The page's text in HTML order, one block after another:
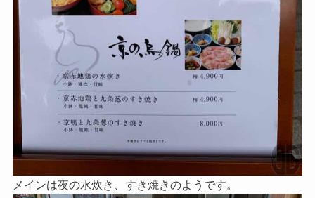
メインは夜の水炊き、すき焼きのようです。